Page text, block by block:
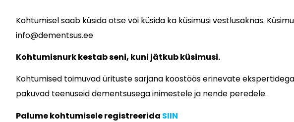
Kohtumisel saab küsida otse või küsida ka küsimusi vestlusaknas.
info@dementsus.ee
Kohtumisnurk kestab seni, kuni jätkub küsimusi.
Kohtumised toimuvad ürituste sarjana koostöös erinevate
pakuvad teenuseid dementsusega inimestele ja nende peredele.
Palume kohtumisele registreerida SIIN